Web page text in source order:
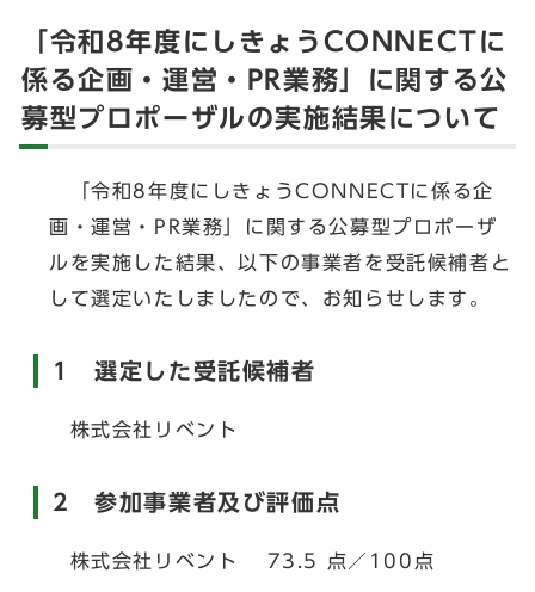
「令和8年度にしきょうCONNECTに
係る企画・運営・PR業務」に関する公
募型プロポーザルの実施結果について
「令和8年度にしきょうCONNECTに係る企
画・運営・PR業務」に関する公募型プロポーザ
ルを実施した結果、以下の事業者を受託候補者と
して選定いたしましたので、お知らせします。
1 選定した受託候補者
株式会社リベント
2 参加事業者及び評価点
株式会社リベント 73.5 点／100点